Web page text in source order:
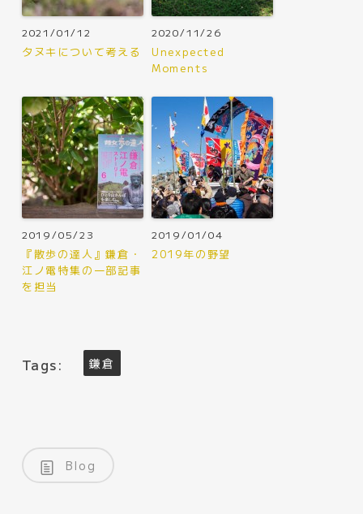
2021/01/12
タヌキについて考える
2020/11/26
Unexpected
Moments
2019/05/23
『散歩の達人』鎌倉・
江ノ電特集の一部記事
を担当
2019/01/04
2019年の野望
Tags: 鎌倉
Blog